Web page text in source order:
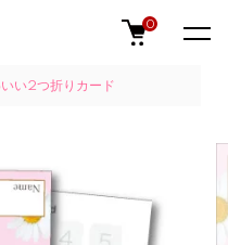
0
い2つ折りカード